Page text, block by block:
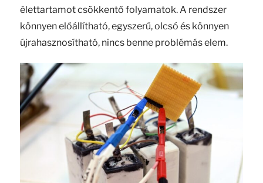
élettartamot csökkentő folyamatok. A rendszer
könnyen előállítható, egyszerű, olcsó és könnyen
újrahasznosítható, nincs benne problémás elem.